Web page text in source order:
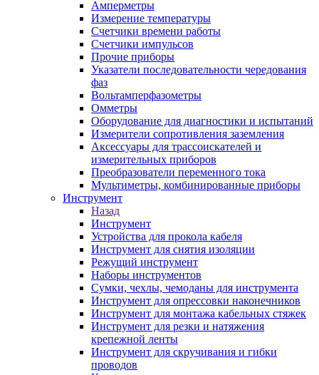
Амперметры
Измерение температуры
Счетчики времени работы
Счетчики импульсов
Прочие приборы
Указатели последовательности чередования
фаз
Вольтамперфазометры
Омметры
Оборудование для диагностики и испытаний
Измерители сопротивления заземления
Аксессуары для трассоискателей и
измерительных приборов
Преобразователи переменного тока
Мультиметры, комбинированные приборы
Инструмент
Назад
Инструмент
Устройства для прокола кабеля
Инструмент для снятия изоляции
Режущий инструмент
Наборы инструментов
Сумки, чехлы, чемоданы для инструмента
Инструмент для опрессовки наконечников
Инструмент для монтажа кабельных стяжек
Инструмент для резки и натяжения
крепежной ленты
Инструмент для скручивания и гибки
проводов